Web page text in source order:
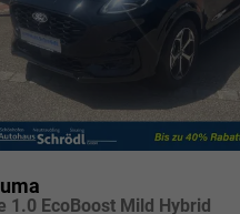
1.0 EcoBoost Mild Hybrid